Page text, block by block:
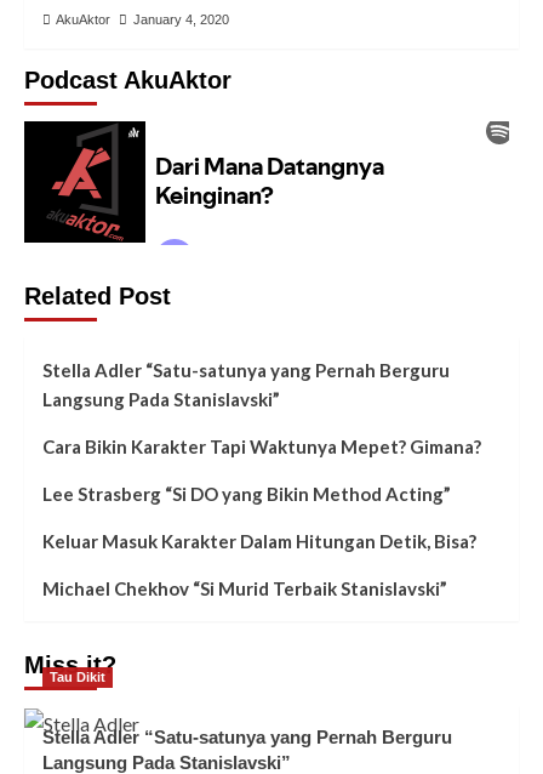
AkuAktor January 4, 2020
Podcast AkuAktor
Related Post
Stella Adler “Satu-satunya yang Pernah Berguru
Langsung Pada Stanislavski”
Cara Bikin Karakter Tapi Waktunya Mepet? Gimana?
Lee Strasberg “Si DO yang Bikin Method Acting”
Keluar Masuk Karakter Dalam Hitungan Detik, Bisa?
Michael Chekhov “Si Murid Terbaik Stanislavski”
Miss it?
Tau Dikit
Stella Adler “Satu-satunya yang Pernah Berguru
Langsung Pada Stanislavski”